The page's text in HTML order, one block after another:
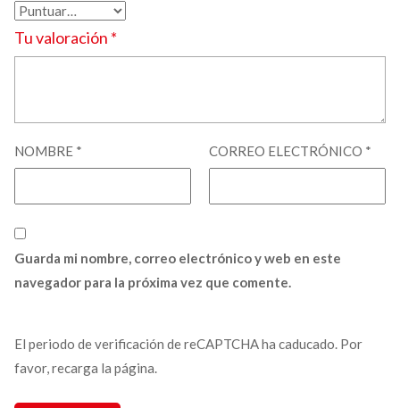
Tu valoración *
NOMBRE * CORREO ELECTRÓNICO *
Guarda mi nombre, correo electrónico y web en este
navegador para la próxima vez que comente.
El periodo de verificación de reCAPTCHA ha caducado. Por
favor, recarga la página.